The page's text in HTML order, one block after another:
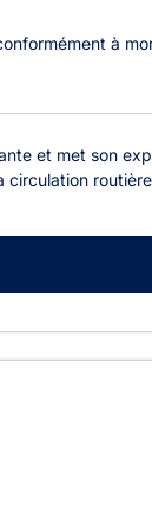
à
et met son
circulation